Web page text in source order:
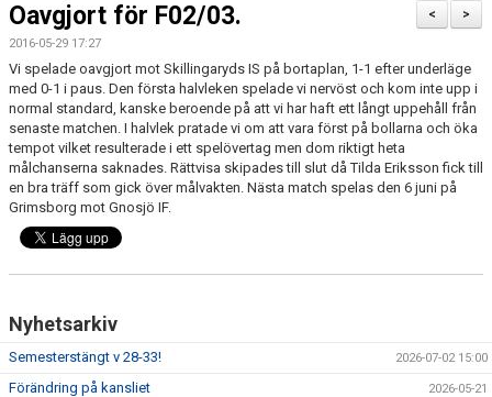
LEDARPRIS
KALENDER
GÄSTBOK
BILDGALLERI
DOKUMENT
VÅRA LAG
MATCHER
>
<
Oavgjort för F02/03.
2016-05-29 17:27
Vi spelade oavgjort mot Skillingaryds IS på bortaplan, 1-1 efter underläge
med 0-1 i paus. Den första halvleken spelade vi nervöst och kom inte upp i
normal standard, kanske beroende på att vi har haft ett långt uppehåll från
senaste matchen. I halvlek pratade vi om att vara först på bollarna och öka
tempot vilket resulterade i ett spelövertag men dom riktigt heta
målchanserna saknades. Rättvisa skipades till slut då Tilda Eriksson fick till
en bra träff som gick över målvakten. Nästa match spelas den 6 juni på
Grimsborg mot Gnosjö IF.
Nyhetsarkiv
Semesterstängt v 28-33! 2026-07-02 15:00
Förändring på kansliet 2026-05-21